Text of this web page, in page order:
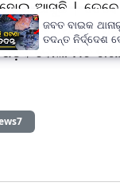
ଆସୁଛି |
ପାଇଁ
ବୋଲି ମତ
ଜବତ ବାଇକ
ତଦନ୍ତ ନିର୍ଦ୍ଦେଶ